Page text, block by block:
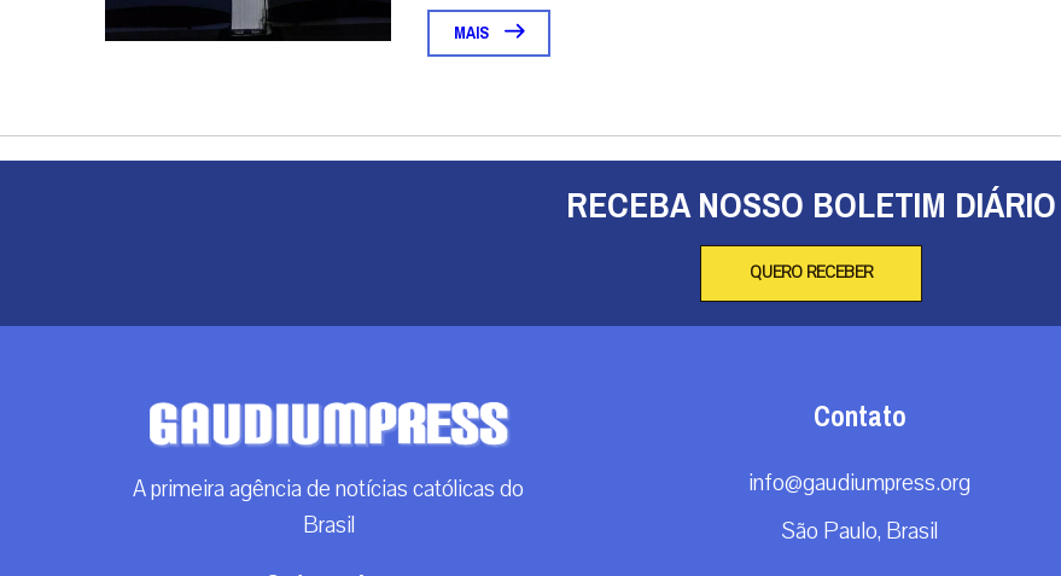
MAIS
RECEBA NOSSO BOLETIM DIÁRIO
QUERO RECEBER
A primeira agência de notícias católicas do
Brasil
Contato
info@gaudiumpress.org
São Paulo, Brasil